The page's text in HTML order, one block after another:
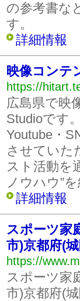
の参考書な
す。
詳細情報
映像コンテ
https://
広島県で映
Studioです
Youtube・
させていた
スト活動を
ノウハウ”
詳細情報
スポーツ家
市)京都府(
https://
スポーツ家
市)京都府(